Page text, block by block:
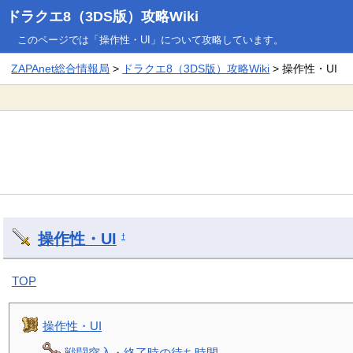
ドラクエ8（3DS版）攻略Wiki
このページでは「操作性・UI」について攻略しています。
ZAPAnet総合情報局 > ドラクエ8（3DS版）攻略Wiki > 操作性・UI
操作性・UI †
TOP
操作性・UI